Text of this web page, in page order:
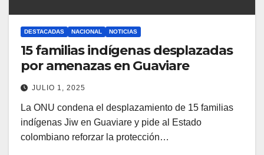
DESTACADAS NACIONAL NOTICIAS
15 familias indígenas desplazadas
por amenazas en Guaviare
JULIO 1, 2025
La ONU condena el desplazamiento de 15 familias
indígenas Jiw en Guaviare y pide al Estado
colombiano reforzar la protección…